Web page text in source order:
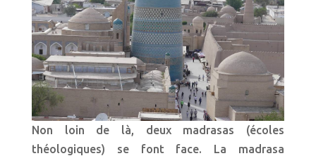
Non loin de là, deux madrasas (écoles
théologiques) se font face. La madrasa